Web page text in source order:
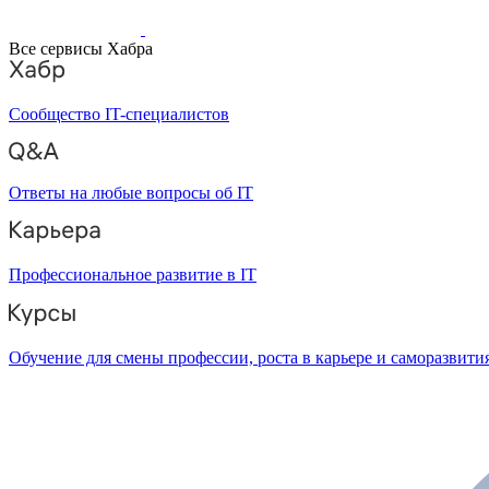
Все сервисы Хабра
Сообщество IT-специалистов
Ответы на любые вопросы об IT
Профессиональное развитие в IT
Обучение для смены профессии, роста в карьере и